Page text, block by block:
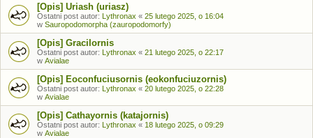
[Opis] Uriash (uriasz)
Ostatni post autor: Lythronax « 25 lutego 2025, o 16:04
w Sauropodomorpha (zauropodomorfy)
[Opis] Gracilornis
Ostatni post autor: Lythronax « 21 lutego 2025, o 22:17
w Avialae
[Opis] Eoconfuciusornis (eokonfuciuzornis)
Ostatni post autor: Lythronax « 20 lutego 2025, o 22:28
w Avialae
[Opis] Cathayornis (katajornis)
Ostatni post autor: Lythronax « 18 lutego 2025, o 09:29
w Avialae